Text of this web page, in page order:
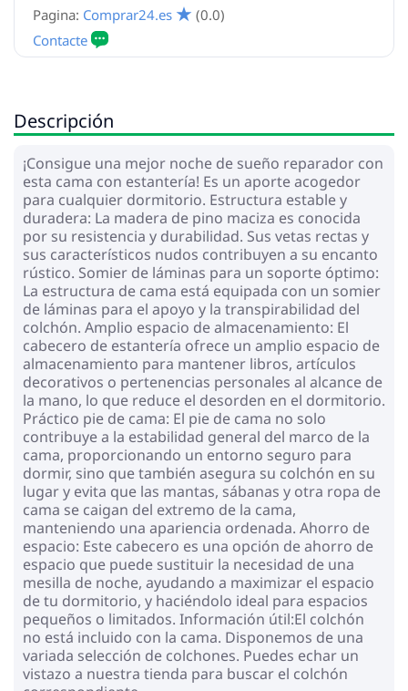
Pagina: Comprar24.es (0.0)
Descripción
¡Consigue una mejor noche de sueño reparador con
esta cama con estantería! Es un aporte acogedor
para cualquier dormitorio. Estructura estable y
duradera: La madera de pino maciza es conocida
por su resistencia y durabilidad. Sus vetas rectas y
sus característicos nudos contribuyen a su encanto
rústico. Somier de láminas para un soporte óptimo:
La estructura de cama está equipada con un somier
de láminas para el apoyo y la transpirabilidad del
colchón. Amplio espacio de almacenamiento: El
cabecero de estantería ofrece un amplio espacio de
almacenamiento para mantener libros, artículos
decorativos o pertenencias personales al alcance de
la mano, lo que reduce el desorden en el dormitorio.
Práctico pie de cama: El pie de cama no solo
contribuye a la estabilidad general del marco de la
cama, proporcionando un entorno seguro para
dormir, sino que también asegura su colchón en su
lugar y evita que las mantas, sábanas y otra ropa de
cama se caigan del extremo de la cama,
manteniendo una apariencia ordenada. Ahorro de
espacio: Este cabecero es una opción de ahorro de
espacio que puede sustituir la necesidad de una
mesilla de noche, ayudando a maximizar el espacio
de tu dormitorio, y haciéndolo ideal para espacios
pequeños o limitados. Información útil:El colchón
no está incluido con la cama. Disponemos de una
variada selección de colchones. Puedes echar un
vistazo a nuestra tienda para buscar el colchón